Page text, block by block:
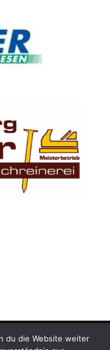
du die Website weiter